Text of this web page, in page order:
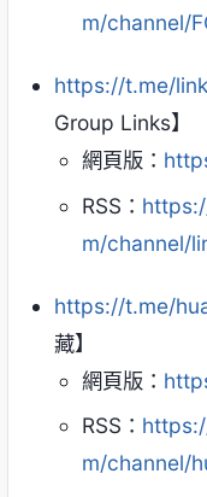
m/channel/
https://t.me/
Group Links】
網頁版：
RSS：
m/channel/
https://t.me/
藏】
網頁版：
RSS：
m/channel/